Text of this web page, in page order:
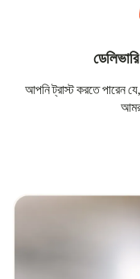
আপনি ট্রাস্ট করতে পারেন